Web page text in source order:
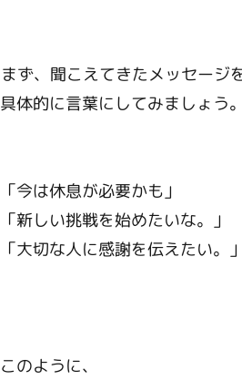
まず、聞こえてきたメッセージ
具体的に言葉にしてみましょう。
「今は休息が必要かも」
「新しい挑戦を始めたいな。」
「大切な人に感謝を伝えたい。」
このように、